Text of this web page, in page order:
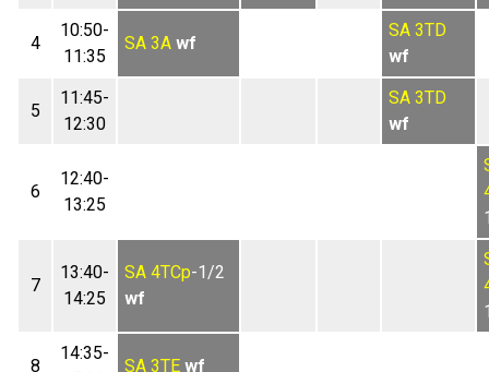
4
10:50-
11:35
SA 3A wf
SA 3TD
wf
5
11:45-
12:30
SA 3TD
wf
6
12:40-
13:25
7
13:40-
14:25
SA 4TCp-1/2
wf
8
14:35-
SA 3TE wf